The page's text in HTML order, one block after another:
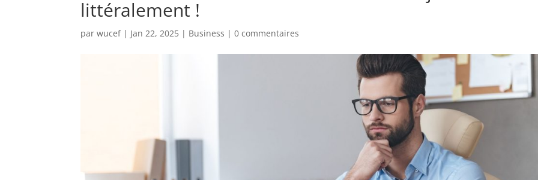
littéralement !
parwucef| Jan 22, 2025 | Business |0 commentaires